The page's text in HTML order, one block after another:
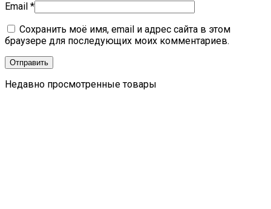
Email *
Сохранить моё имя, email и адрес сайта в этом
браузере для последующих моих комментариев.
Недавно просмотренные товары